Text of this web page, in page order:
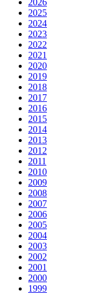
2026
2025
2024
2023
2022
2021
2020
2019
2018
2017
2016
2015
2014
2013
2012
2011
2010
2009
2008
2007
2006
2005
2004
2003
2002
2001
2000
1999